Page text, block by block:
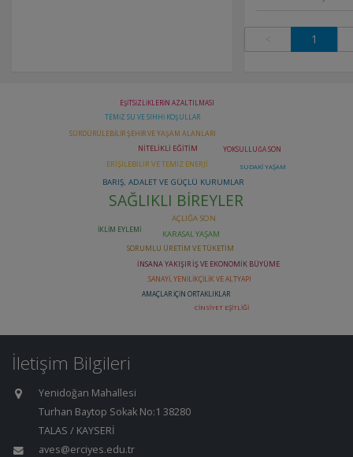
1
İletişim Bilgileri
Yenidoğan Mahallesi
Turhan Baytop Sokak No:1 38280
TALAS / KAYSERİ
aves@erciyes.edu.tr